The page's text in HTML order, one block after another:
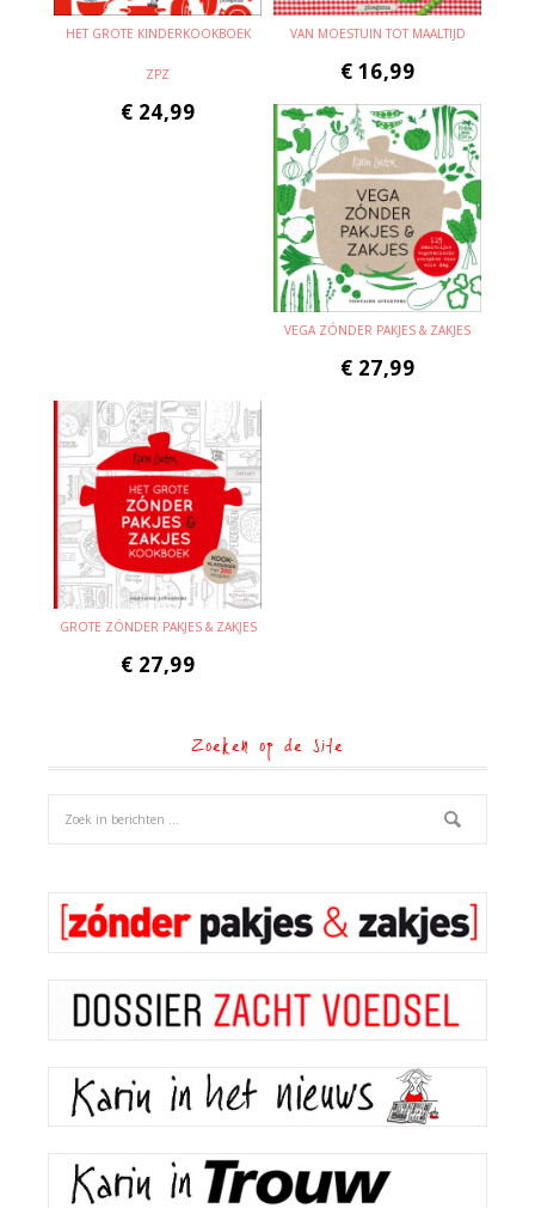
HET GROTE KINDERKOOKBOEK
ZPZ
€ 24,99
VAN MOESTUIN TOT MAALTIJD
€ 16,99
VEGA ZÓNDER PAKJES & ZAKJES
€ 27,99
GROTE ZÓNDER PAKJES & ZAKJES
€ 27,99
Zoeken op de site